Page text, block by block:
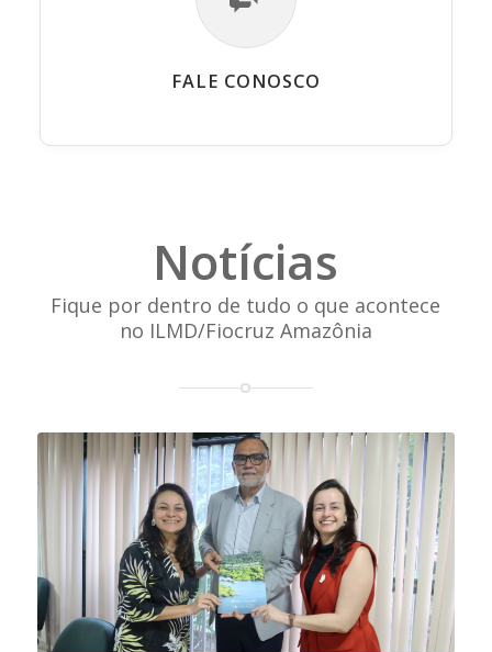
FALE CONOSCO
Notícias
Fique por dentro de tudo o que acontece
no ILMD/Fiocruz Amazônia